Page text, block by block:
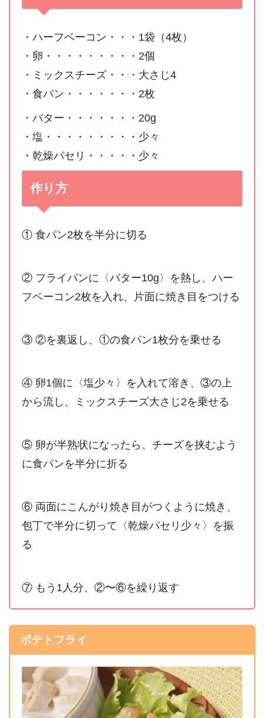
・ハーフベーコン・・・1袋（4枚）
・卵・・・・・・・・・2個
・ミックスチーズ・・・大さじ4
・食パン・・・・・・・2枚
・バター・・・・・・・20g
・塩・・・・・・・・・少々
・乾燥パセリ・・・・・少々
作り方
① 食パン2枚を半分に切る
② フライパンに〈バター10g〉を熱し、ハー
フベーコン2枚を入れ、片面に焼き目をつける
③ ②を裏返し、①の食パン1枚分を乗せる
④ 卵1個に〈塩少々〉を入れて溶き、③の上
から流し、ミックスチーズ大さじ2を乗せる
⑤ 卵が半熟状になったら、チーズを挟むよう
に食パンを半分に折る
⑥ 両面にこんがり焼き目がつくように焼き、
包丁で半分に切って〈乾燥パセリ少々〉を振
る
⑦ もう1人分、②〜⑥を繰り返す
ポテトフライ